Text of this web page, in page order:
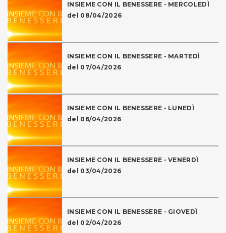
INSIEME CON IL BENESSERE - MERCOLEDÌ
del 08/04/2026
INSIEME CON IL BENESSERE - MARTEDÌ
del 07/04/2026
INSIEME CON IL BENESSERE - LUNEDÌ
del 06/04/2026
INSIEME CON IL BENESSERE - VENERDÌ
del 03/04/2026
INSIEME CON IL BENESSERE - GIOVEDÌ
del 02/04/2026